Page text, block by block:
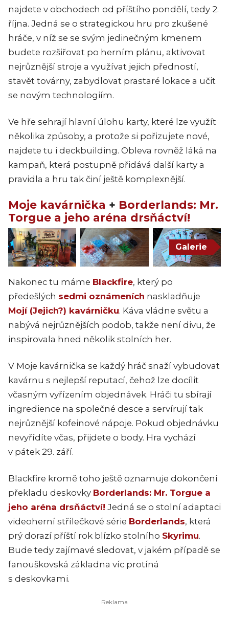
najdete v obchodech od příštího pondělí, tedy 2.
října. Jedná se o strategickou hru pro zkušené
hráče, v níž se se svým jedinečným kmenem
budete rozšiřovat po herním plánu, aktivovat
nejrůznější stroje a využívat jejich předností,
stavět továrny, zabydlovat prastaré lokace a učit
se novým technologiím.
Ve hře sehrají hlavní úlohu karty, které lze využít
několika způsoby, a protože si pořizujete nové,
najdete tu i deckbuilding. Obleva rovněž láká na
kampaň, která postupně přidává další karty a
pravidla a hru tak činí ještě komplexnější.
Moje kavárnička + Borderlands: Mr.
Torgue a jeho aréna drsňáctví!
Galerie
Nakonec tu máme Blackfire, který po
předešlých sedmi oznámeních naskladňuje
Mojí (Jejich?) kavárničku. Káva vládne světu a
nabývá nejrůznějších podob, takže není divu, že
inspirovala hned několik stolních her.
V Moje kavárnička se každý hráč snaží vybudovat
kavárnu s nejlepší reputací, čehož lze docílit
včasným vyřízením objednávek. Hráči tu sbírají
ingredience na společné desce a servírují tak
nejrůznější kofeinové nápoje. Pokud objednávku
nevyřídíte včas, přijdete o body. Hra vychází
v pátek 29. září.
Blackfire kromě toho ještě oznamuje dokončení
překladu deskovky Borderlands: Mr. Torgue a
jeho aréna drsňáctví! Jedná se o stolní adaptaci
videoherní střílečkové série Borderlands, která
prý dorazí příští rok blízko stolního Skyrimu.
Bude tedy zajímavé sledovat, v jakém případě se
fanouškovská základna víc protíná
s deskovkami.